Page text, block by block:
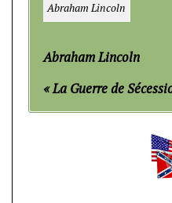
Abraham Lincoln
Abraham Lincoln
« La Guerre de